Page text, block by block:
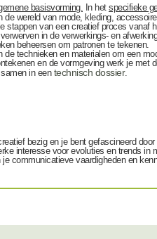
basisvorming. In het specifieke
de wereld van mode, kleding,
stappen van een creatief proces vanaf
in de verwerkings- en
beheersen om patronen te tekenen.
de technieken en materialen om een
en de vormgeving werk je met
in een technisch dossier.
bezig en je bent gefascineerd
interesse voor evoluties en trends in
je communicatieve vaardigheden en